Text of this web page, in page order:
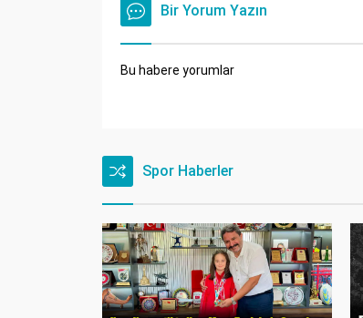
Bir Yorum Yazın
Bu habere yorumlar
Spor Haberler